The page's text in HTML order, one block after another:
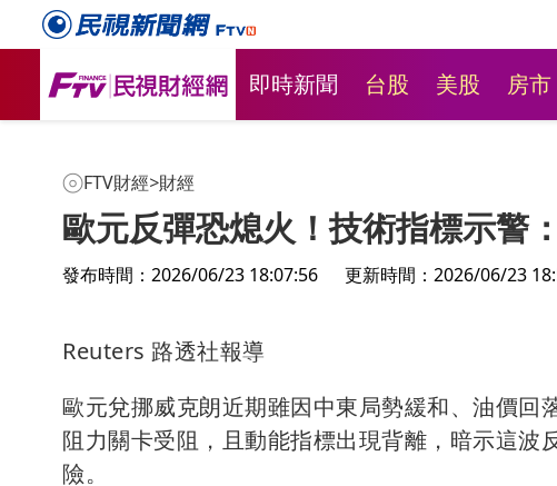
即時新聞 台股 美股 房市
FTV財經>財經
歐元反彈恐熄火！技術指標示警
發布時間：2026/06/23 18:07:56 更新時間：2026/06/23
Reuters 路透社報導
歐元兌挪威克朗近期雖因中東局勢緩和、油價回
阻力關卡受阻，且動能指標出現背離，暗示這
險。